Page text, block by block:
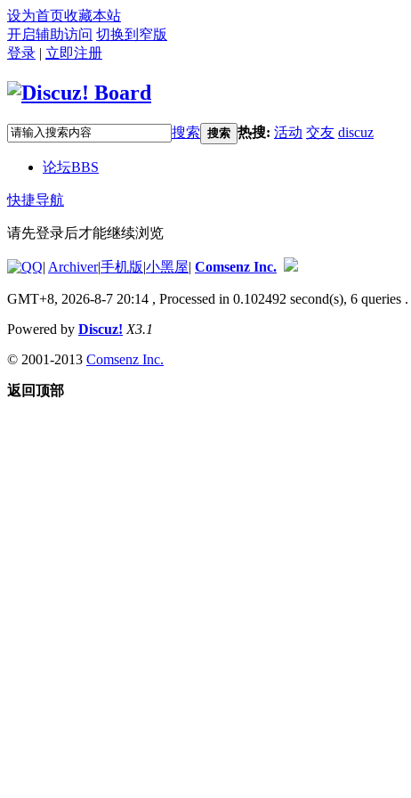
设为首页收藏本站
开启辅助访问 切换到窄版
登录 | 立即注册
搜索 搜索 热搜: 活动 交友 discuz
论坛BBS
快捷导航
请先登录后才能继续浏览
| Archiver|手机版|小黑屋| Comsenz Inc.
GMT+8, 2026-8-7 20:14 , Processed in 0.102492 second(s), 6 queries .
Powered by Discuz! X3.1
© 2001-2013 Comsenz Inc.
返回顶部